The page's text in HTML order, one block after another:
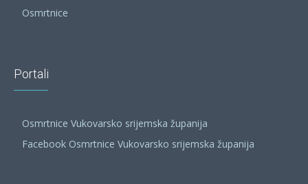
Osmrtnice
Portali
Osmrtnice Vukovarsko srijemska županija
Facebook Osmrtnice Vukovarsko srijemska županija